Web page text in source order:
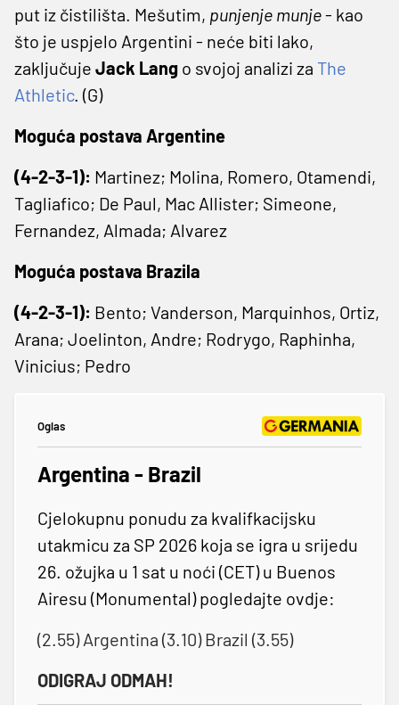
put iz čistilišta. Mešutim, punjenje munje- kao
što je uspjelo Argentini - neće biti lako,
zaključuje Jack Lang o svojoj analizi za The
Athletic. (G)
Moguća postava Argentine
(4-2-3-1): Martinez; Molina, Romero, Otamendi,
Tagliafico; De Paul, Mac Allister; Simeone,
Fernandez, Almada; Alvarez
Moguća postava Brazila
(4-2-3-1): Bento; Vanderson, Marquinhos, Ortiz,
Arana; Joelinton, Andre; Rodrygo, Raphinha,
Vinicius; Pedro
Oglas
Argentina - Brazil
Cjelokupnu ponudu za kvalifkacijsku
utakmicu za SP 2026 koja se igra u srijedu
26. ožujka u 1 sat u noći (CET) u Buenos
Airesu (Monumental) pogledajte ovdje:
(2.55) Argentina (3.10) Brazil (3.55)
ODIGRAJ ODMAH!